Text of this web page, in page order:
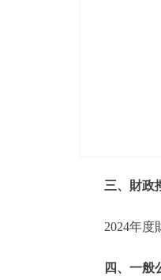
三、財政
2024年度
四、一般